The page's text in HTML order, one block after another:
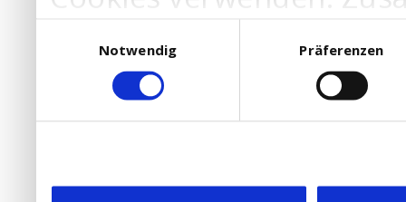
Werbepartner
Ihre Bedürfnisse
die Verwendung von
DSGVO.
Notwendig
Präferenzen